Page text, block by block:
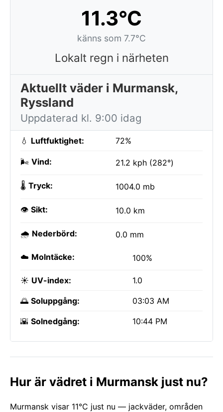
11.3°C
känns som 7.7°C
Lokalt regn i närheten
Aktuellt väder i Murmansk,
Ryssland
Uppdaterad kl. 9:00 idag
💧 Luftfuktighet: 72%
🌬️ Vind: 21.2 kph (282°)
🌡️ Tryck: 1004.0 mb
👁️ Sikt: 10.0 km
🌧️ Nederbörd: 0.0 mm
☁️ Molntäcke: 100%
☀️ UV-index: 1.0
🌅 Soluppgång: 03:03 AM
🌇 Solnedgång: 10:44 PM
Hur är vädret i Murmansk just nu?
Murmansk visar 11°C just nu — jackväder, områden